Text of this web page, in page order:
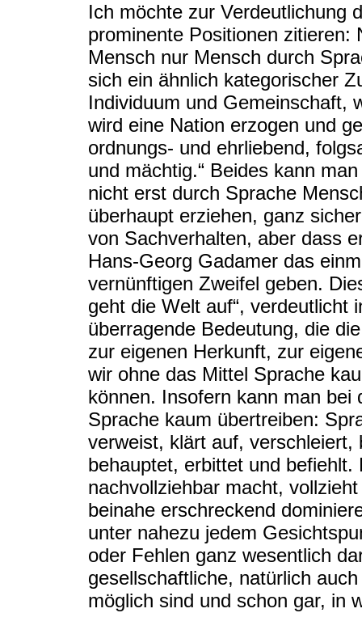
Ich möchte zur Verdeutlichung
prominente Positionen zitieren:
Mensch nur Mensch durch
sich ein ähnlich kategorischer
Individuum und Gemeinschaft,
wird eine Nation erzogen und
ordnungs- und ehrliebend,
und mächtig.“ Beides kann
nicht erst durch Sprache
überhaupt erziehen, ganz
von Sachverhalten, aber dass
Hans-Georg Gadamer das
vernünftigen Zweifel geben.
geht die Welt auf“, verdeutlicht
überragende Bedeutung, die
zur eigenen Herkunft, zur
wir ohne das Mittel Sprache
können. Insofern kann man bei
Sprache kaum übertreiben:
verweist, klärt auf,
behauptet, erbittet und
nachvollziehbar macht,
beinahe erschreckend
unter nahezu jedem
oder Fehlen ganz wesentlich
gesellschaftliche, natürlich
möglich sind und schon gar, in